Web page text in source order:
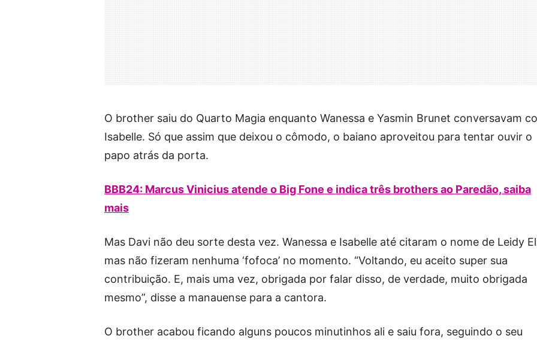
O brother saiu do Quarto Magia enquanto Wanessa e Yasmin Brunet conversavam
Isabelle. Só que assim que deixou o cômodo, o baiano aproveitou para tentar ouvir o
papo atrás da porta.
BBB24: Marcus Vinicius atende o Big Fone e indica três brothers ao Paredão, saiba
mais
Mas Davi não deu sorte desta vez. Wanessa e Isabelle até citaram o nome de Leidy
mas não fizeram nenhuma ‘fofoca’ no momento. “Voltando, eu aceito super sua
contribuição. E, mais uma vez, obrigada por falar disso, de verdade, muito obrigada
mesmo”, disse a manauense para a cantora.
O brother acabou ficando alguns poucos minutinhos ali e saiu fora, seguindo o seu